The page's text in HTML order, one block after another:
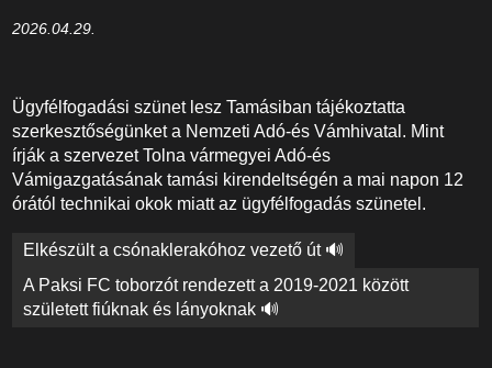
2026.04.29.
Ügyfélfogadási szünet lesz Tamásiban tájékoztatta
szerkesztőségünket a Nemzeti Adó-és Vámhivatal. Mint
írják a szervezet Tolna vármegyei Adó-és
Vámigazgatásának tamási kirendeltségén a mai napon 12
órától technikai okok miatt az ügyfélfogadás szünetel.
Bejegyzés
navigáció
Elkészült a csónaklerakóhoz vezető út 🔊
A Paksi FC toborzót rendezett a 2019-2021 között
született fiúknak és lányoknak 🔊